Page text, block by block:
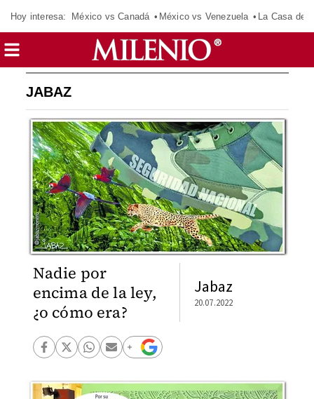
Hoy interesa: México vs Canadá México vs Venezuela La Casa de
JABAZ
Nadie por
encima de la ley,
¿o cómo era?
Jabaz
20.07.2022